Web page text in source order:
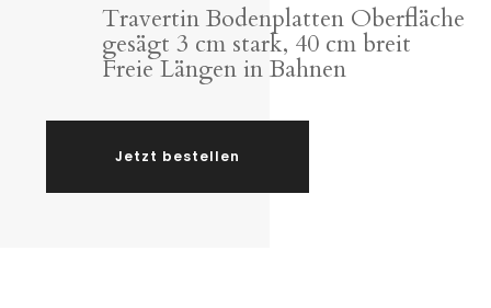
Travertin Bodenplatten Oberfläche
gesägt 3 cm stark, 40 cm breit
Freie Längen in Bahnen
Jetzt bestellen